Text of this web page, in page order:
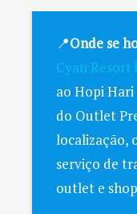
📍Onde se
Cyan
ao Hopi Hari
do Outlet
localização,
serviço de
outlet e